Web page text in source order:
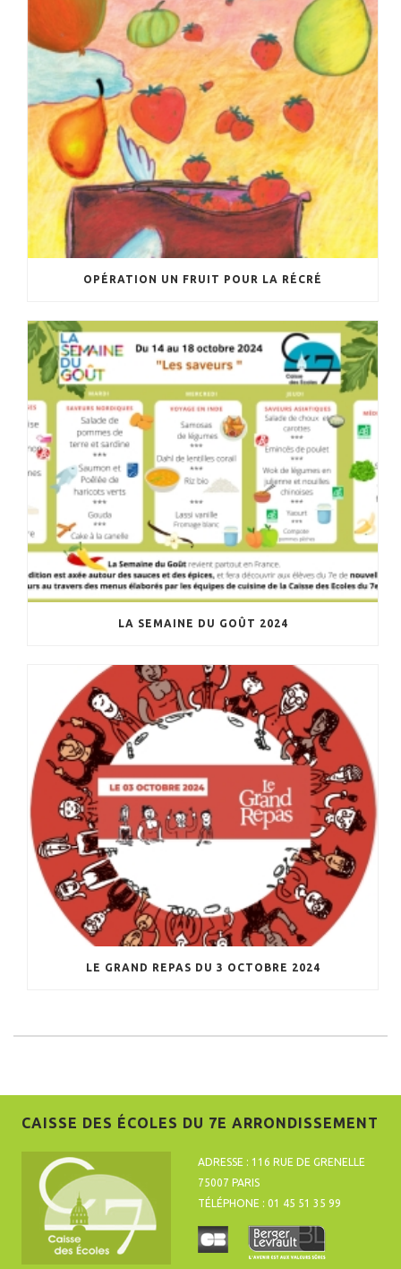
OPÉRATION UN FRUIT POUR LA RÉCRÉ
LA SEMAINE DU GOÛT 2024
LE GRAND REPAS DU 3 OCTOBRE 2024
CAISSE DES ÉCOLES DU 7E ARRONDISSEMENT
ADRESSE : 116 RUE DE GRENELLE
75007 PARIS
TÉLÉPHONE : 01 45 51 35 99